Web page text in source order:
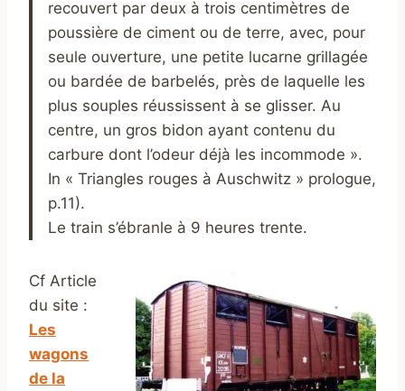
recouvert par deux à trois centimètres de
poussière de ciment ou de terre, avec, pour
seule ouverture, une petite lucarne grillagée
ou bardée de barbelés, près de laquelle les
plus souples réussissent à se glisser. Au
centre, un gros bidon ayant contenu du
carbure dont l’odeur déjà les incommode ».
In « Triangles rouges à Auschwitz » prologue,
p.11).
Le train s’ébranle à 9 heures trente.
Cf Article
du site :
Les
wagons
de la